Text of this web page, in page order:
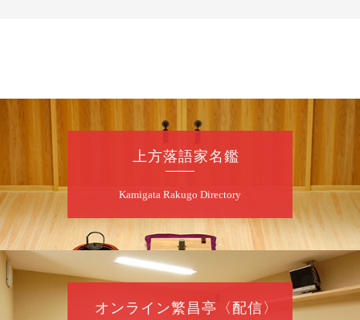
桂二豆／露の瑞／桂きん太郎／いわみせいじ
（似顔絵）／笑福亭笑利／桂文太～仲入～露
の眞／笑福亭仁福／幸助福助（漫才）／桂春
★菟道亭 配信あり
8月7日（金）
噺家が落語と芝居をしてみる会
桂米之助／桂団治郎／桂弥太郎／桂米舞／是
上方落語家名鑑
Kamigata Rakugo Directory
オンライン繁昌亭〈配信〉